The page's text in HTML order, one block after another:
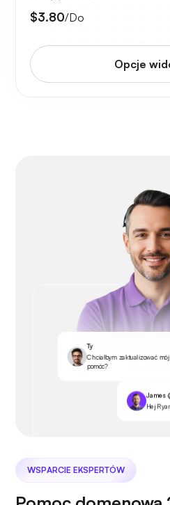
$3.80/Do
Opcje
Ty
Chciałbym zaktualizować
pomóc?
James
Hej
WSPARCIE EKSPERTÓW